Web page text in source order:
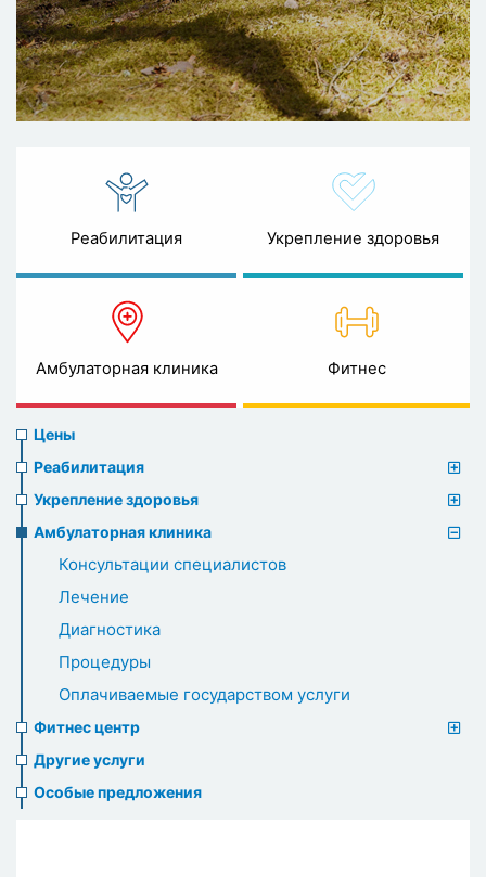
Реабилитация Укрепление здоровья
Амбулаторная клиника Фитнес
Prices
menu
Цены
Реабилитация
Укрепление здоровья
Амбулаторная клиника
Консультации специалистов
Лечение
Диагностика
Процедуры
Оплачиваемые государством услуги
Фитнес центр
Другие услуги
Особые предложения